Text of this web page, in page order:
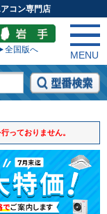
コン専門店
全国版へ
MENU
っておりません。